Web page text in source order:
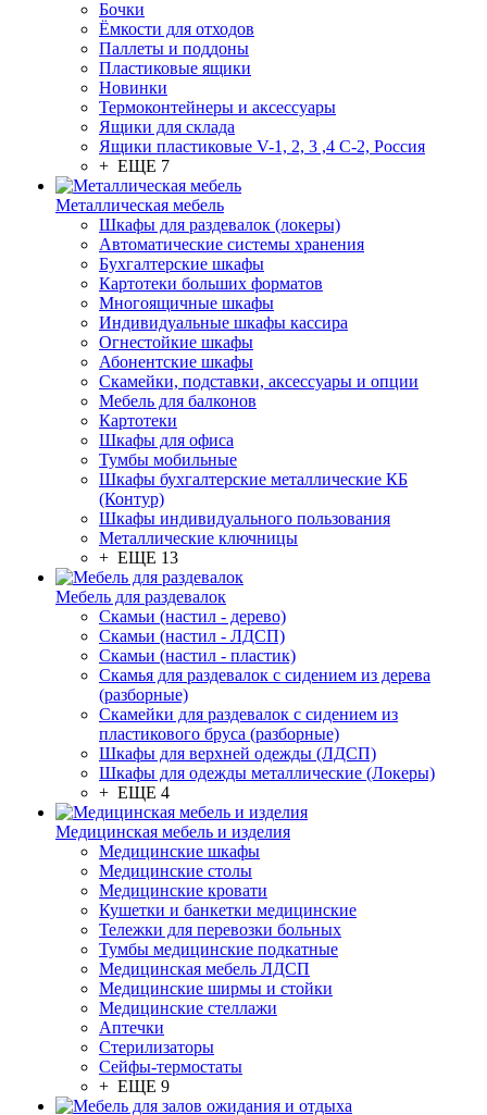
Бочки
Ёмкости для отходов
Паллеты и поддоны
Пластиковые ящики
Новинки
Термоконтейнеры и аксессуары
Ящики для склада
Ящики пластиковые V-1, 2, 3 ,4 С-2, Россия
+ ЕЩЕ 7
Металлическая мебель
Шкафы для раздевалок (локеры)
Автоматические системы хранения
Бухгалтерские шкафы
Картотеки больших форматов
Многоящичные шкафы
Индивидуальные шкафы кассира
Огнестойкие шкафы
Абонентские шкафы
Скамейки, подставки, аксессуары и опции
Мебель для балконов
Картотеки
Шкафы для офиса
Тумбы мобильные
Шкафы бухгалтерские металлические КБ
(Контур)
Шкафы индивидуального пользования
Металлические ключницы
+ ЕЩЕ 13
Мебель для раздевалок
Скамьи (настил - дерево)
Скамьи (настил - ЛДСП)
Скамьи (настил - пластик)
Скамья для раздевалок с сидением из дерева
(разборные)
Скамейки для раздевалок с сидением из
пластикового бруса (разборные)
Шкафы для верхней одежды (ЛДСП)
Шкафы для одежды металлические (Локеры)
+ ЕЩЕ 4
Медицинская мебель и изделия
Медицинские шкафы
Медицинские столы
Медицинские кровати
Кушетки и банкетки медицинские
Тележки для перевозки больных
Тумбы медицинские подкатные
Медицинская мебель ЛДСП
Медицинские ширмы и стойки
Медицинские стеллажи
Аптечки
Стерилизаторы
Сейфы-термостаты
+ ЕЩЕ 9